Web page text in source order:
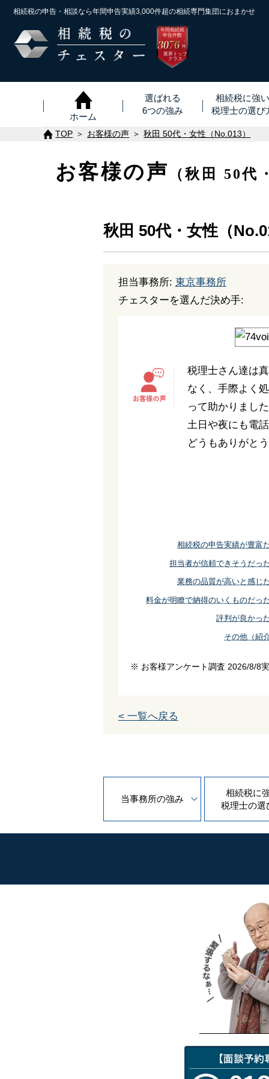
相続税の申告・相談なら年間申告実績3,000件超の相続専門集団におまかせ
年間相続税
申告件数
3076 ※
件
業界トップ
クラス
ホーム
選ばれる
6つの強み
相続税に強
税理士の選び
TOP お客様の声 秋田 50代・女性（No.013）
お客様の声 （秋田 50代
秋田 50代・女性（
担当事務所: 東京事務所
チェスターを選んだ決め手:
税理士さん達は
なく、手際よく
って助かりまし
土日や夜にも電
どうもありがと
相続税の申告実績が豊富
担当者が信頼できそうだっ
業務の品質が高いと感じ
料金が明瞭で納得のいくものだっ
評判が良かっ
その他（紹
※ お客様アンケート調査 2026/8/8
< 一覧へ戻る
当事務所の強み
相続税に
税理士の選